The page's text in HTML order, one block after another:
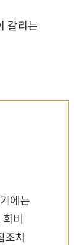
갈리는
에는
비
조차